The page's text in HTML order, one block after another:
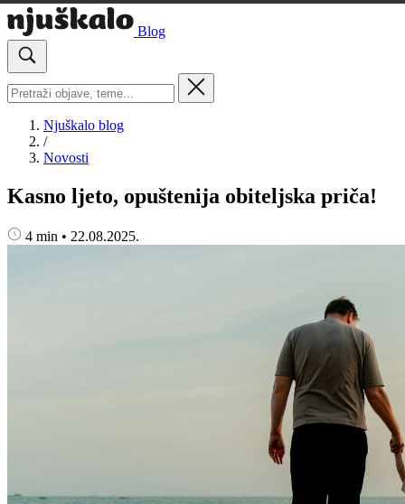
Blog
Njuškalo blog
/
Novosti
Kasno ljeto, opuštenija obiteljska priča!
4 min • 22.08.2025.